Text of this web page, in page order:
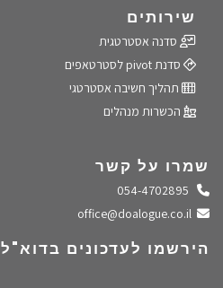
שירותים
סדנה אסטרטגית
סדנת pivot לסטרטאפים
תהליך חשיבה אסטרטגי
הכשרות מנהלים
שמרו על קשר
התקשרו אלינו
שלחו מייל
הירשמו לעדכונים בדוא"ל